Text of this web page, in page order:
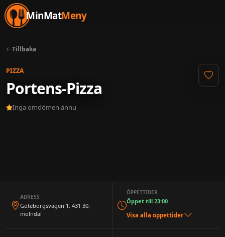
MinMatMeny
Tillbaka
PIZZA
Portens-Pizza
Inga omdömen ännu
ADRESS
Göteborgsvägen 1, 431 30,
molndal
ÖPPETTIDER
Öppet till 23:00
Visa alla öppettider